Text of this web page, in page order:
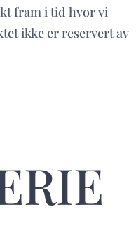
fram i tid hvor vi
ikke er reservert av